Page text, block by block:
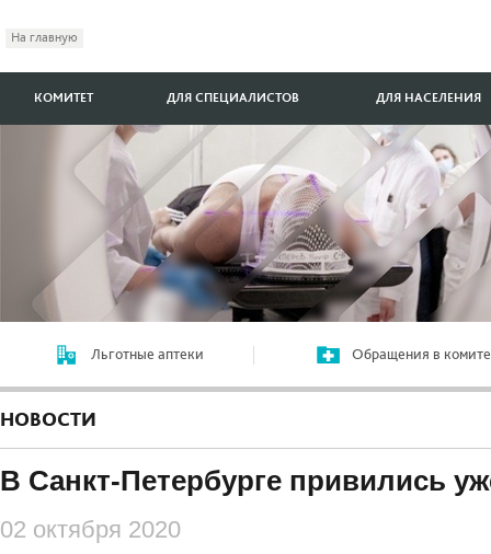
На главную
КОМИТЕТ ДЛЯ СПЕЦИАЛИСТОВ ДЛЯ НАСЕЛЕНИЯ
Льготные аптеки Обращения в
НОВОСТИ
В Санкт-Петербурге привились
02 октября 2020